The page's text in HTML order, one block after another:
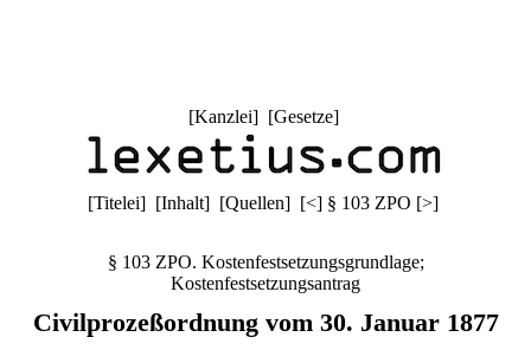
[Kanzlei] [Gesetze]
[Titelei] [Inhalt] [Quellen] [<] § 103 ZPO [>]
§ 103 ZPO. Kostenfestsetzungsgrundlage;
Kostenfestsetzungsantrag
Civilprozeßordnung vom 30. Januar 1877